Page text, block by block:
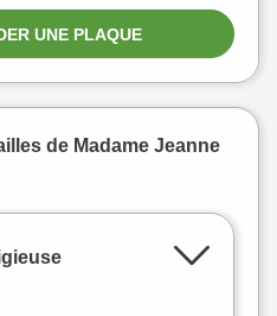
UNE PLAQUE
de Madame Jeanne